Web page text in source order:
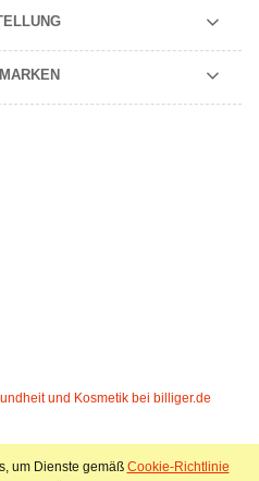
um Dienste gemäß Cookie-Richtlinie
DER WEBSEITE